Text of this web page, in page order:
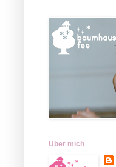
Über mich